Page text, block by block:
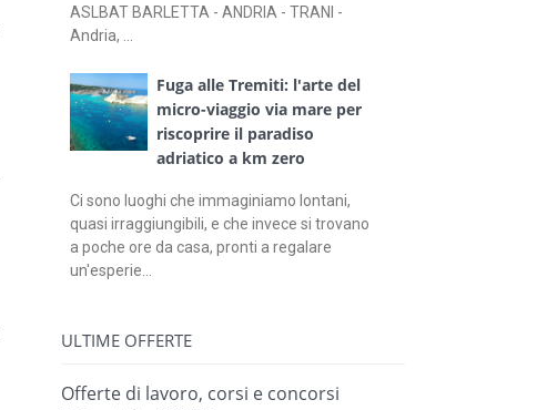
ASLBAT BARLETTA - ANDRIA - TRANI -
Andria, ...
Fuga alle Tremiti: l'arte del
micro-viaggio via mare per
riscoprire il paradiso
adriatico a km zero
Ci sono luoghi che immaginiamo lontani,
quasi irraggiungibili, e che invece si trovano
a poche ore da casa, pronti a regalare
un'esperie...
ULTIME OFFERTE
Offerte di lavoro, corsi e concorsi